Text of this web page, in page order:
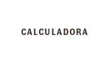
CALCULADORA